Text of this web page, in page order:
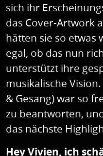
sich ihr
das Cover-Artwork
hätten sie so etwas
egal, ob das nun
unterstützt ihre
musikalische
& Gesang) war so
zu beantworten,
das nächste
Hey Vivien, ich